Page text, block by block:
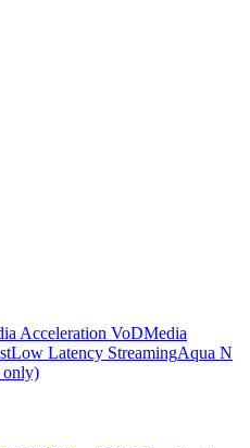
Acceleration VoDMedia
Low Latency StreamingAqua N
only)